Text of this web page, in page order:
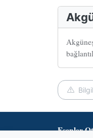
Esenler